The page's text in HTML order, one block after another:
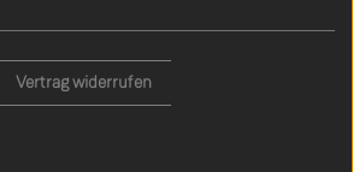
Vertrag widerrufen